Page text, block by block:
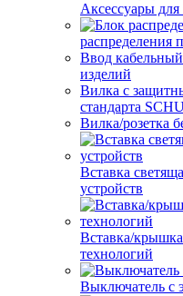
Аксессуары для
распределения
Ввод
изделий
Вилка с
стандарта
Вилка/розетка
Вставка
устройств
Вставка/
технологий
Выключатель с